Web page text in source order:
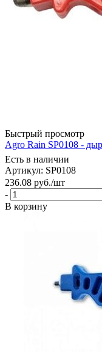
Быстрый просмотр
Agro Rain SP0108 -
Есть в наличии
Артикул: SP0108
236.08 руб./шт
-
В корзину